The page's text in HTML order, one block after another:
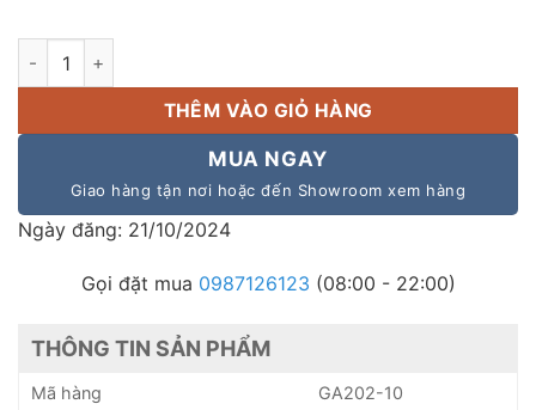
Dây tín hiệu Soundking GA202-10 | Dây micro chống nhiễu số
THÊM VÀO GIỎ HÀNG
MUA NGAY
Giao hàng tận nơi hoặc đến Showroom xem hàng
Ngày đăng: 21/10/2024
Gọi đặt mua 0987126123 (08:00 - 22:00)
THÔNG TIN SẢN PHẨM
Mã hàng GA202-10